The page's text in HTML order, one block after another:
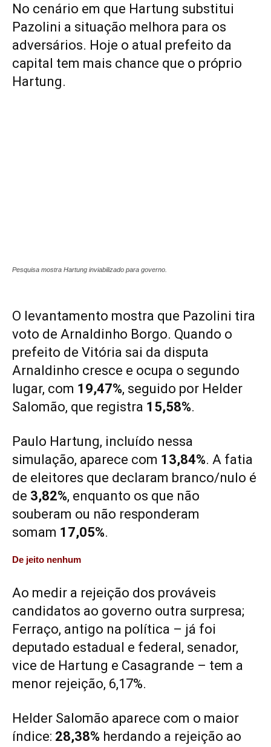
No cenário em que Hartung substitui
Pazolini a situação melhora para os
adversários. Hoje o atual prefeito da
capital tem mais chance que o próprio
Hartung.
Pesquisa mostra Hartung inviabilizado para governo.
O levantamento mostra que Pazolini tira
voto de Arnaldinho Borgo. Quando o
prefeito de Vitória sai da disputa
Arnaldinho cresce e ocupa o segundo
lugar, com 19,47%, seguido por Helder
Salomão, que registra 15,58%.
Paulo Hartung, incluído nessa
simulação, aparece com 13,84%. A fatia
de eleitores que declaram branco/nulo é
de 3,82%, enquanto os que não
souberam ou não responderam
somam 17,05%.
De jeito nenhum
Ao medir a rejeição dos prováveis
candidatos ao governo outra surpresa;
Ferraço, antigo na política – já foi
deputado estadual e federal, senador,
vice de Hartung e Casagrande – tem a
menor rejeição, 6,17%.
Helder Salomão aparece com o maior
índice: 28,38% herdando a rejeição ao